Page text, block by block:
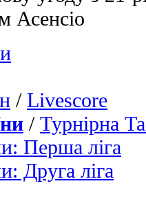
Асенсіо
/ Livescore
/ Турнірна
Перша ліга
Друга ліга